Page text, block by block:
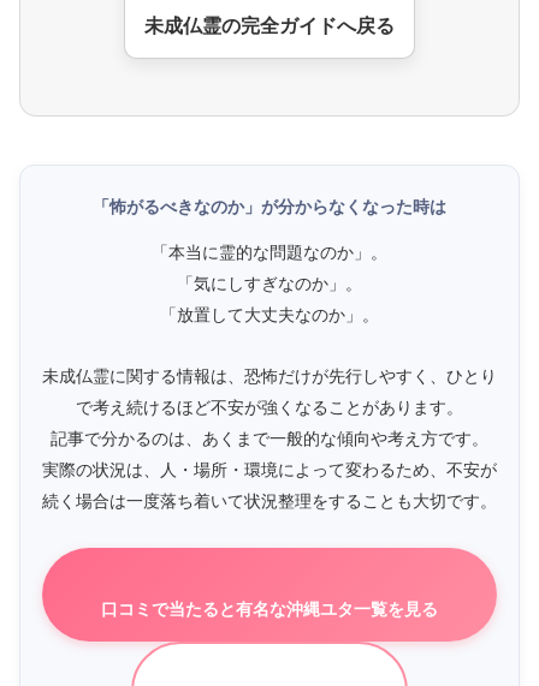
未成仏霊の完全ガイドへ戻る
「怖がるべきなのか」が分からなくなった時は
「本当に霊的な問題なのか」。
「気にしすぎなのか」。
「放置して大丈夫なのか」。
未成仏霊に関する情報は、恐怖だけが先行しやすく、ひとり
で考え続けるほど不安が強くなることがあります。
記事で分かるのは、あくまで一般的な傾向や考え方です。
実際の状況は、人・場所・環境によって変わるため、不安が
続く場合は一度落ち着いて状況整理をすることも大切です。
口コミで当たると有名な沖縄ユタ一覧を見る